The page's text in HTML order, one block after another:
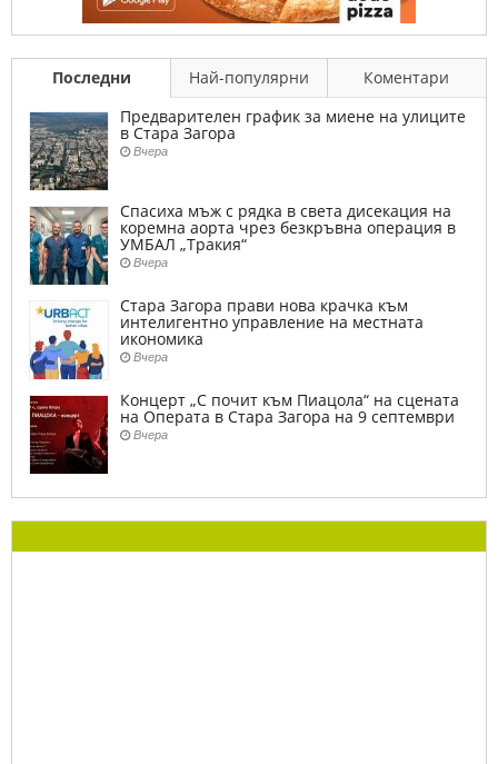
Последни Най-популярни
Коментари
Предварителен график за миене на улиците
в Стара Загора
Вчера
Спасиха мъж с рядка в света дисекация на
коремна аорта чрез безкръвна операция в
УМБАЛ „Тракия“
Вчера
Стара Загора прави нова крачка към
интелигентно управление на местната
икономика
Вчера
Концерт „С почит към Пиацола“ на сцената
на Операта в Стара Загора на 9 септември
Вчера